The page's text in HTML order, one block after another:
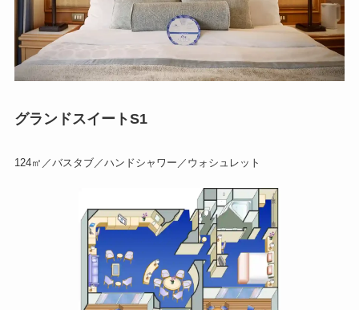
グランドスイートS1
124㎡／バスタブ／ハンドシャワー／ウォシュレット